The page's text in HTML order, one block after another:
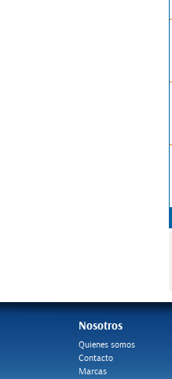
Nosotros
Quienes somos
Contacto
Marcas